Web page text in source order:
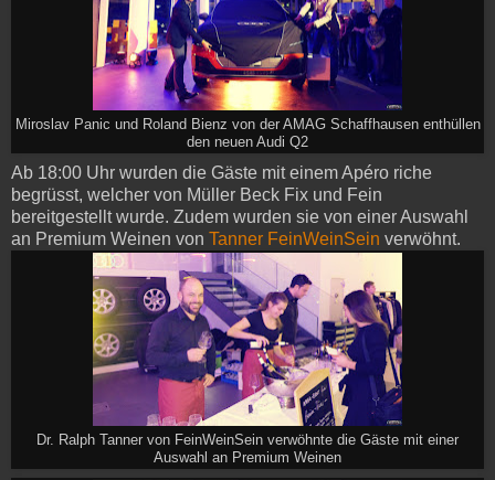
Miroslav Panic und Roland Bienz von der AMAG Schaffhausen enthüllen
den neuen Audi Q2
Ab 18:00 Uhr wurden die Gäste mit einem Apéro riche
begrüsst, welcher von Müller Beck Fix und Fein
bereitgestellt wurde. Zudem wurden sie von einer Auswahl
an Premium Weinen von Tanner FeinWeinSein verwöhnt.
Dr. Ralph Tanner von FeinWeinSein verwöhnte die Gäste mit einer
Auswahl an Premium Weinen